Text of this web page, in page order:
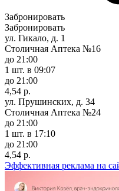
Забронировать
Забронировать
ул. Гикало, д. 1
Столичная Аптека №16
до 21:00
1 шт. в 09:07
до 21:00
4,54 р.
ул. Прушинских, д. 34
Столичная Аптека №24
до 21:00
1 шт. в 17:10
до 21:00
4,54 р.
Эффективная реклама на